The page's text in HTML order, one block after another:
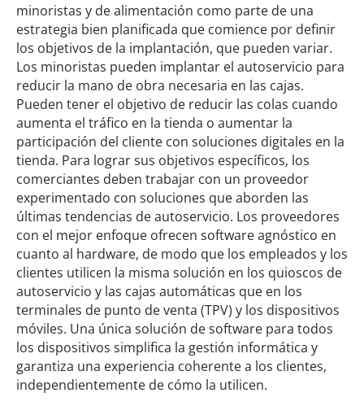
minoristas y de alimentación como parte de una
estrategia bien planificada que comience por definir
los objetivos de la implantación, que pueden variar.
Los minoristas pueden implantar el autoservicio para
reducir la mano de obra necesaria en las cajas.
Pueden tener el objetivo de reducir las colas cuando
aumenta el tráfico en la tienda o aumentar la
participación del cliente con soluciones digitales en la
tienda. Para lograr sus objetivos específicos, los
comerciantes deben trabajar con un proveedor
experimentado con soluciones que aborden las
últimas tendencias de autoservicio. Los proveedores
con el mejor enfoque ofrecen software agnóstico en
cuanto al hardware, de modo que los empleados y los
clientes utilicen la misma solución en los quioscos de
autoservicio y las cajas automáticas que en los
terminales de punto de venta (TPV) y los dispositivos
móviles. Una única solución de software para todos
los dispositivos simplifica la gestión informática y
garantiza una experiencia coherente a los clientes,
independientemente de cómo la utilicen.